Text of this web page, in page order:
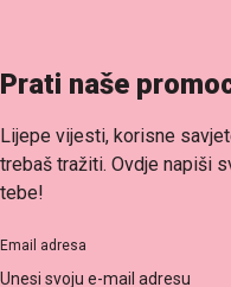
Prati naše
Lijepe vijesti, korisne
trebaš tražiti. Ovdje napiši
tebe!
Email adresa